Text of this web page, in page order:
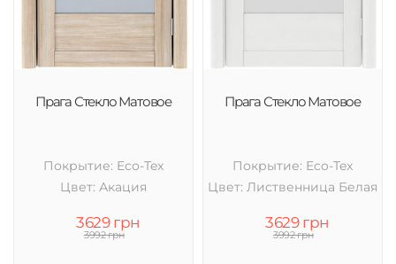
Прага Стекло Матовое
Покрытие: Eco-Tex
Цвет: Акация
3629 грн
3992 грн
Прага Стекло Матовое
Покрытие: Eco-Tex
Цвет: Лиственница Белая
3629 грн
3992 грн